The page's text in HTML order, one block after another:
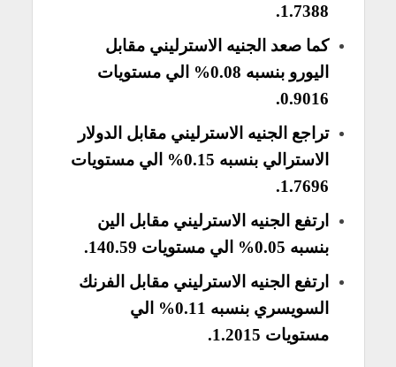
1.7388.
كما صعد الجنيه الاسترليني مقابل
اليورو بنسبه 0.08% الي مستويات
0.9016.
تراجع الجنيه الاسترليني مقابل الدولار
الاسترالي بنسبه 0.15% الي مستويات
1.7696.
ارتفع الجنيه الاسترليني مقابل الين
بنسبه 0.05% الي مستويات 140.59.
ارتفع الجنيه الاسترليني مقابل الفرنك
السويسري بنسبه 0.11% الي
مستويات 1.2015.